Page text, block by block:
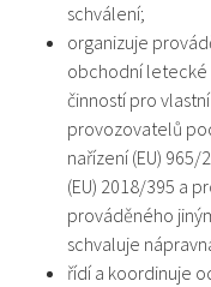
schválení;
organizuje
obchodní
činností pro
provozovatelů
nařízení (EU) 965/
(EU) 2018/395 a
prováděného
schvaluje
řídí a koordinuje